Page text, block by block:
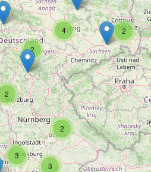
2
4
2
3
3
2
2